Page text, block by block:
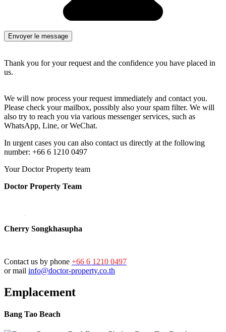
Thank you for your request and the confidence you have placed in
us.
We will now process your request immediately and contact you.
Please check your mailbox, possibly also your spam filter. We will
also try to reach you via various messenger services, such as
WhatsApp, Line, or WeChat.
In urgent cases you can also contact us directly at the following
number: +66 6 1210 0497
Your Doctor Property team
Doctor Property Team
Cherry Songkhasupha
Contact us by phone +66 6 1210 0497
or mail info@doctor-property.co.th
Emplacement
Bang Tao Beach